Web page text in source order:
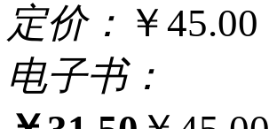
定价： ￥45.00
电子书：